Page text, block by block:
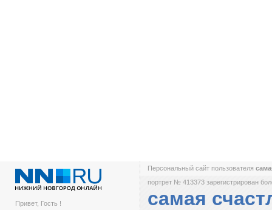
Привет, Гость !
Персональный сайт пользователя
портрет № 413373 зарегистрирован
самая